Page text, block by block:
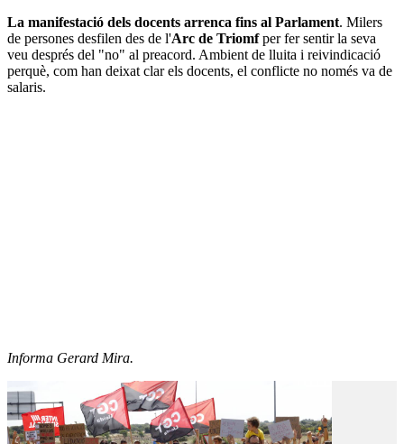
La manifestació dels docents arrenca fins al Parlament. Milers
de persones desfilen des de l'Arc de Triomfper fer sentir la seva
veu després del "no" al preacord. Ambient de lluita i reivindicació
perquè, com han deixat clar els docents, el conflicte no només va de
salaris.
Informa Gerard Mira.